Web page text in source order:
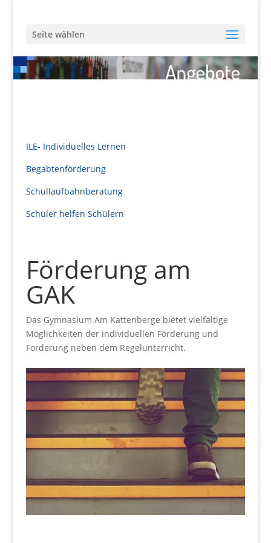
Seite wählen
ILE- Individuelles Lernen
Begabtenförderung
Schullaufbahnberatung
Schüler helfen Schülern
Förderung am
GAK
Das Gymnasium Am Kattenberge bietet vielfältige
Möglichkeiten der individuellen Förderung und
Forderung neben dem Regelunterricht.